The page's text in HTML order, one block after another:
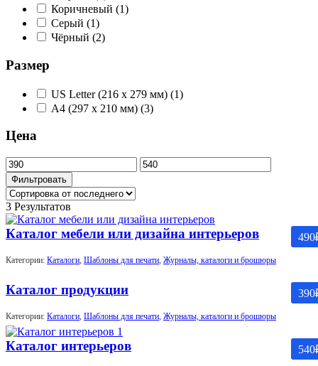
Коричневый (1)
Серый (1)
Чёрный (2)
Размер
US Letter (216 x 279 мм) (1)
А4 (297 x 210 мм) (3)
Цена
Минимальная
цена
Максимальная
цена
Фильтровать
3 Результатов
490
Каталог мебели или дизайна интерьеров
Категории: Каталоги, Шаблоны для печати, Журналы, каталоги и брошюры
390
Каталог продукции
Категории: Каталоги Шаблоны для печати Журналы, каталоги и брошюры
540
Каталог интерьеров